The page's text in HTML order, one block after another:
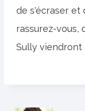
de s'écraser et
rassurez-vous,
Sully viendront